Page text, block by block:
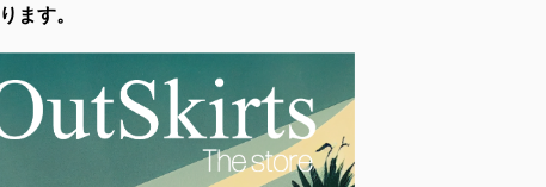
ます。